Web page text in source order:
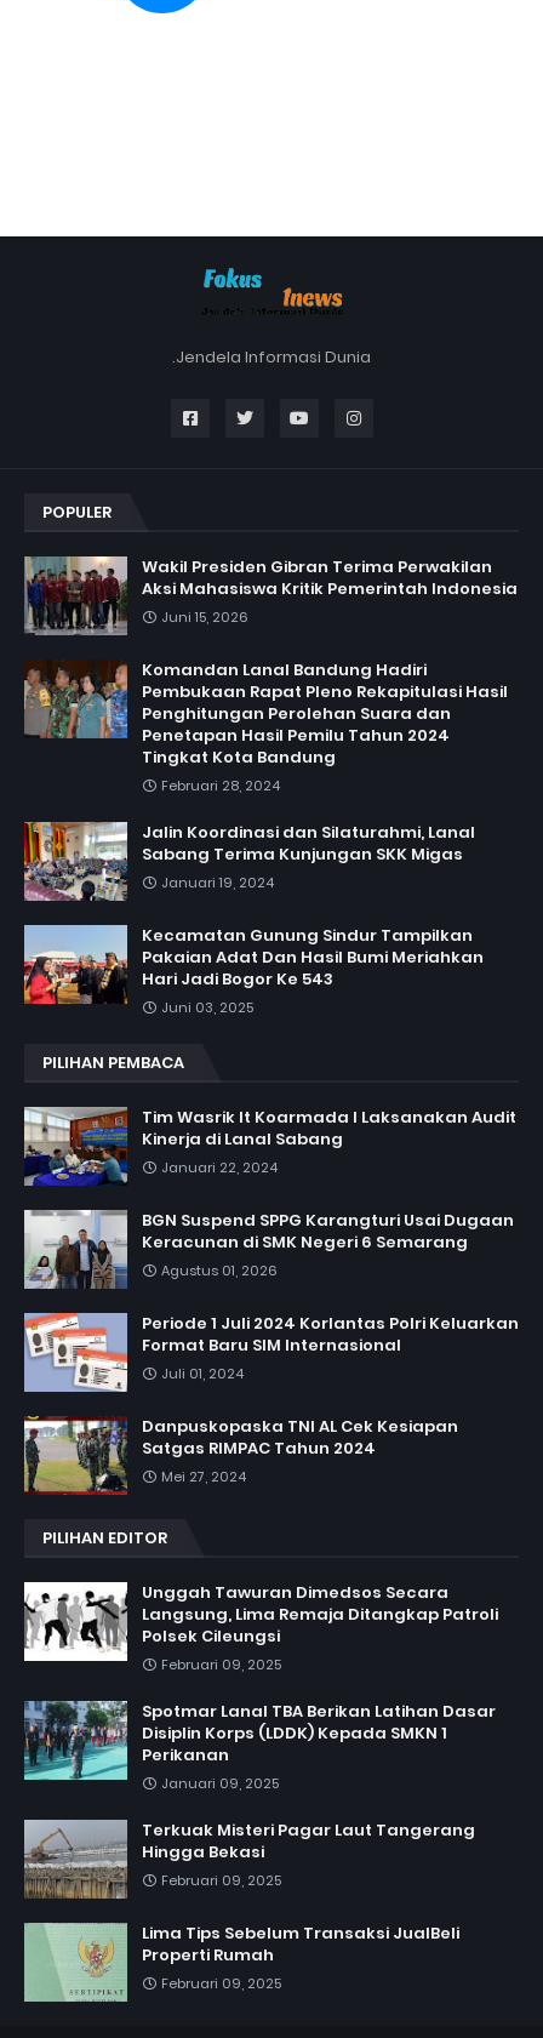
.Jendela Informasi Dunia
POPULER
Wakil Presiden Gibran Terima Perwakilan
Aksi Mahasiswa Kritik Pemerintah Indonesia
Juni 15, 2026
Komandan Lanal Bandung Hadiri
Pembukaan Rapat Pleno Rekapitulasi Hasil
Penghitungan Perolehan Suara dan
Penetapan Hasil Pemilu Tahun 2024
Tingkat Kota Bandung
Februari 28, 2024
Jalin Koordinasi dan Silaturahmi, Lanal
Sabang Terima Kunjungan SKK Migas
Januari 19, 2024
Kecamatan Gunung Sindur Tampilkan
Pakaian Adat Dan Hasil Bumi Meriahkan
Hari Jadi Bogor Ke 543
Juni 03, 2025
PILIHAN PEMBACA
Tim Wasrik It Koarmada I Laksanakan Audit
Kinerja di Lanal Sabang
Januari 22, 2024
BGN Suspend SPPG Karangturi Usai Dugaan
Keracunan di SMK Negeri 6 Semarang
Agustus 01, 2026
Periode 1 Juli 2024 Korlantas Polri Keluarkan
Format Baru SIM Internasional
Juli 01, 2024
Danpuskopaska TNI AL Cek Kesiapan
Satgas RIMPAC Tahun 2024
Mei 27, 2024
PILIHAN EDITOR
Unggah Tawuran Dimedsos Secara
Langsung, Lima Remaja Ditangkap Patroli
Polsek Cileungsi
Februari 09, 2025
Spotmar Lanal TBA Berikan Latihan Dasar
Disiplin Korps (LDDK) Kepada SMKN 1
Perikanan
Januari 09, 2025
Terkuak Misteri Pagar Laut Tangerang
Hingga Bekasi
Februari 09, 2025
Lima Tips Sebelum Transaksi JualBeli
Properti Rumah
Februari 09, 2025